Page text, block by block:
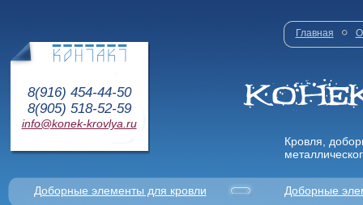
8(916) 454-44-50
8(905) 518-52-59
info@konek-krovlya.ru
Главная О
Кровля,
Доборные элементы для кровли Доборные